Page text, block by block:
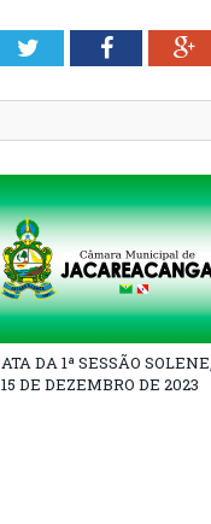
TwitterFacebook
ATA DA 1ª SESSÃO
15 DE DEZEMBRO DE 2023